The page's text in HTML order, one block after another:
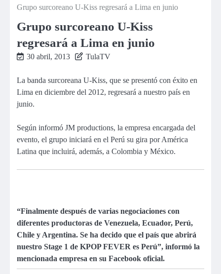
Grupo surcoreano U-Kiss regresará a Lima en junio
Grupo surcoreano U-Kiss
regresará a Lima en junio
30 abril, 2013 TulaTV
La banda surcoreana U-Kiss, que se presentó con éxito en
Lima en diciembre del 2012, regresará a nuestro país en
junio.
Según informó JM productions, la empresa encargada del
evento, el grupo iniciará en el Perú su gira por América
Latina que incluirá, además, a Colombia y México.
“Finalmente después de varias negociaciones con
diferentes productoras de Venezuela, Ecuador, Perú,
Chile y Argentina. Se ha decido que el país que abrirá
nuestro Stage 1 de KPOP FEVER es Perú”, informó la
mencionada empresa en su Facebook oficial.